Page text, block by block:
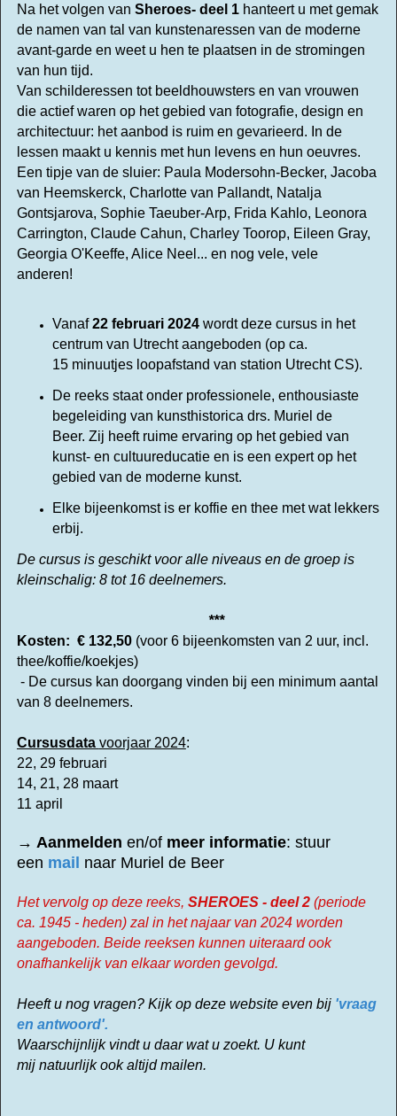
Na het volgen van Sheroes- deel 1 hanteert u met gemak
de namen van tal van kunstenaressen van de moderne
avant-garde en weet u hen te plaatsen in de stromingen
van hun tijd.
Van schilderessen tot beeldhouwsters en van vrouwen
die actief waren op het gebied van fotografie, design en
architectuur: het aanbod is ruim en gevarieerd. In de
lessen maakt u kennis met hun levens en hun oeuvres.
Een tipje van de sluier: Paula Modersohn-Becker, Jacoba
van Heemskerck, Charlotte van Pallandt, Natalja
Gontsjarova, Sophie Taeuber-Arp, Frida Kahlo, Leonora
Carrington, Claude Cahun, Charley Toorop, Eileen Gray,
Georgia O'Keeffe, Alice Neel... en nog vele, vele
anderen!
Vanaf22 februari 2024wordt deze cursus in het
centrum van Utrecht aangeboden (op ca.
15 minuutjes loopafstand van station Utrecht CS).
De reeks staat onderprofessionele, enthousiaste
begeleiding van kunsthistorica drs. Muriel de
Beer. Zij heeft ruime ervaring op het gebied van
kunst- en cultuureducatie en is een expert op het
gebied van de moderne kunst.
Elke bijeenkomst is er koffie en thee met wat lekkers
erbij.
De cursus is geschikt voor alle niveaus en de groep is
kleinschalig: 8 tot 16 deelnemers.
***
Kosten: € 132,50 (voor 6 bijeenkomsten van 2 uur, incl.
thee/koffie/koekjes)
- De cursus kan doorgang vinden bij een minimum aantal
van 8 deelnemers.
Cursusdata voorjaar 2024:
22, 29 februari
14, 21, 28 maart
11 april
→ Aanmelden en/of meer informatie: stuur
een mail naar Muriel de Beer
Het vervolg op deze reeks, SHEROES - deel 2 (periode
ca. 1945 - heden) zal in het najaar van 2024 worden
aangeboden. Beide reeksen kunnen uiteraard ook
onafhankelijk van elkaar worden gevolgd.
Heeft u nog vragen? Kijk op deze website even bij 'vraag
en antwoord'.
Waarschijnlijk vindt u daar wat u zoekt. U kunt
mij natuurlijk ook altijd mailen.